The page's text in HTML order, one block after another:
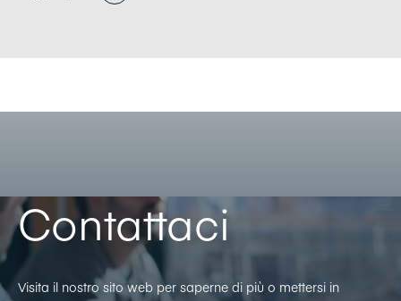
Contattaci
Visita il nostro sito web per saperne di più o mettersi in